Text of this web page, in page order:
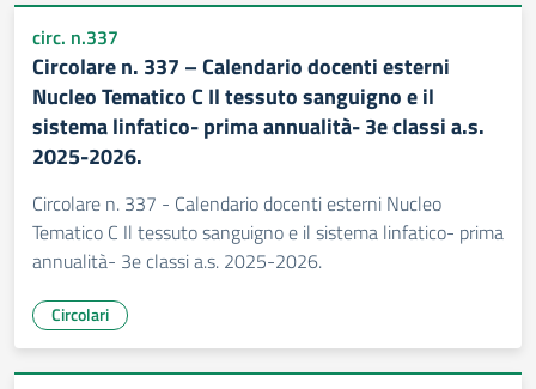
circ. n.337
Circolare n. 337 – Calendario docenti esterni
Nucleo Tematico C Il tessuto sanguigno e il
sistema linfatico- prima annualità- 3e classi a.s.
2025-2026.
Circolare n. 337 - Calendario docenti esterni Nucleo
Tematico C Il tessuto sanguigno e il sistema linfatico- prima
annualità- 3e classi a.s. 2025-2026.
Circolari